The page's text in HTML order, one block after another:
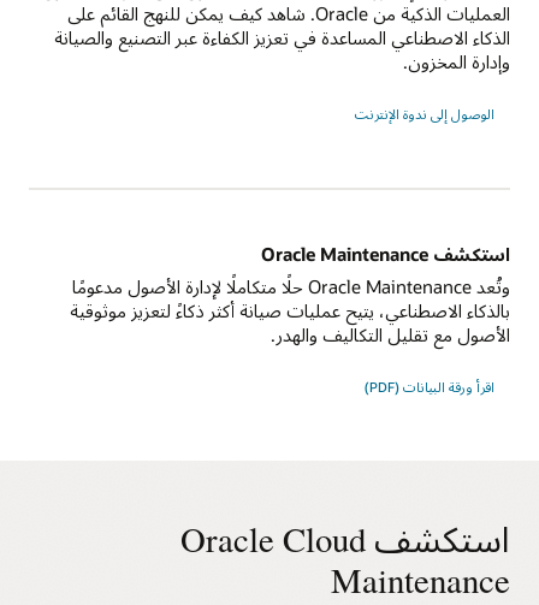
العمليات الذكية من Oracle. شاهد كيف يمكن للنهج القائم على
الذكاء الاصطناعي المساعدة في تعزيز الكفاءة عبر التصنيع والصيانة
وإدارة المخزون.
الوصول إلى ندوة الإنترنت
استكشف Oracle Maintenance
وتُعد Oracle Maintenance حلًا متكاملًا لإدارة الأصول مدعومًا
بالذكاء الاصطناعي، يتيح عمليات صيانة أكثر ذكاءً لتعزيز موثوقية
الأصول مع تقليل التكاليف والهدر.
اقرأ ورقة البيانات (PDF)
استكشف Oracle Cloud
Maintenance